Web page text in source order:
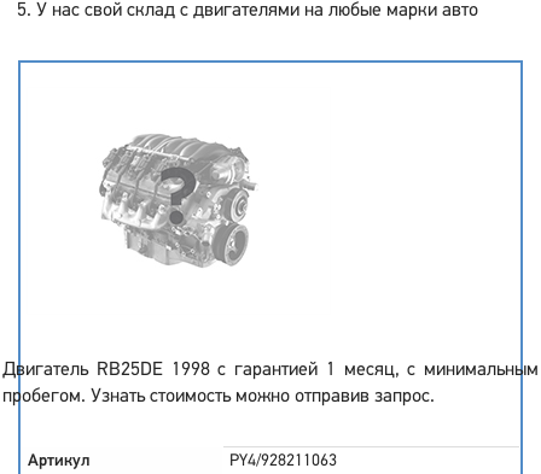
У нас свой склад с двигателями на любые марки авто
Двигатель RB25DE 1998 с гарантией 1 месяц, с минимальным
пробегом. Узнать стоимость можно отправив запрос.
Артикул PY4/928211063